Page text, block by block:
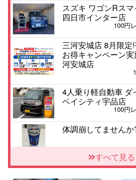
スズキ ワゴンRス
四日市インター店
100円
三河安城店 8月限定
お得キャンペーン
河安城店
4人乗り軽自動車 ダ
ベイシティ宇品店
100円
体調崩してません
【佐渡の夏はレン
すべて見る